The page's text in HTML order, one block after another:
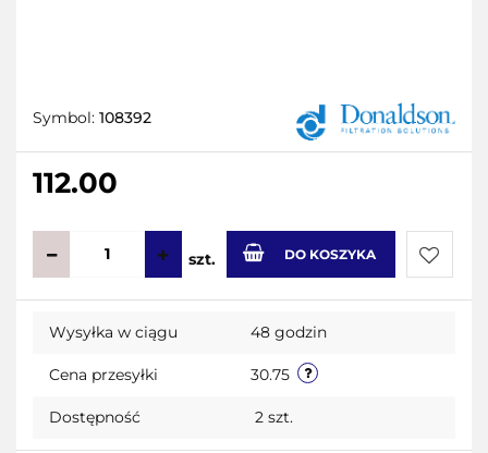
Symbol: 108392
112.00
szt. DO KOSZYKA
Do
Wysyłka w ciągu 48 godzin
Cena przesyłki 30.75
Dostępność 2 szt.